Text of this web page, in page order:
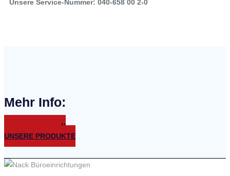
Unsere Service-Nummer: 040-658 00 2-0
Mehr Info:
UNSERE KUNDEN
UNSERE PRODUKTE